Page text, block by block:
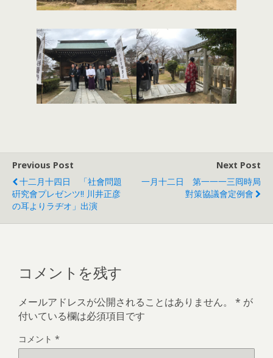
Previous Post
十二月十四日 「社會問題
硏究會プレゼンツ!! 川井正彦
の耳よりラヂオ」出演
Next Post
一月十二日 第一一一三囘時局
對策協議會定例會
コメントを残す
メールアドレスが公開されることはありません。 * が
付いている欄は必須項目です
コメント *